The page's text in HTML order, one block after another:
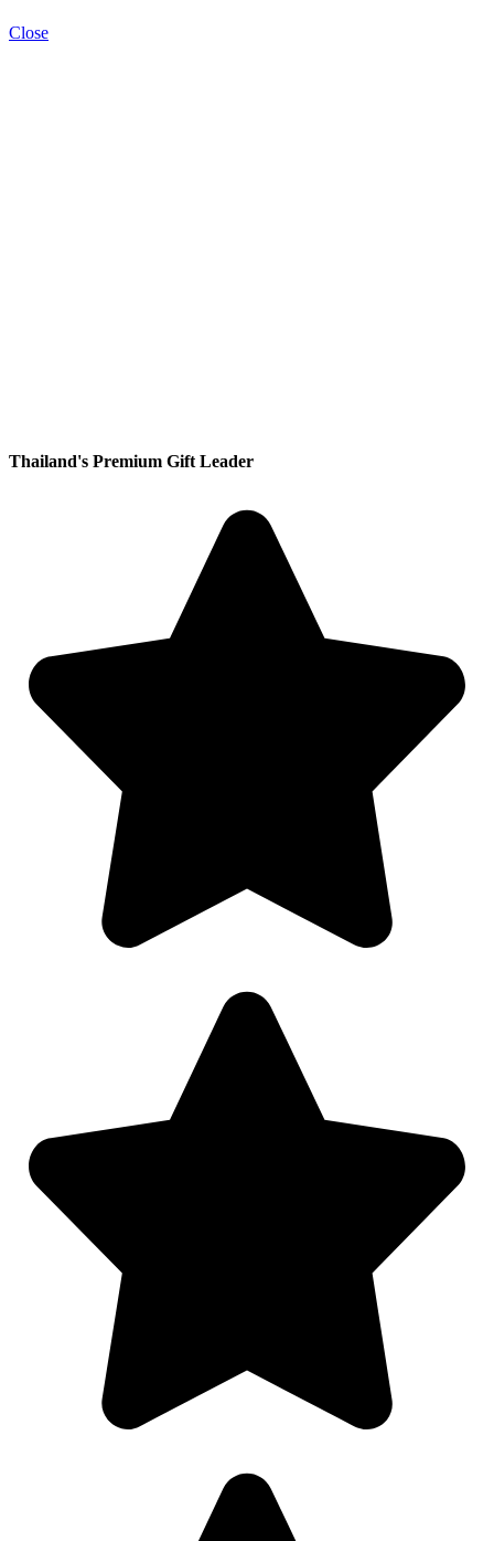
Close
Thailand's Premium Gift Leader